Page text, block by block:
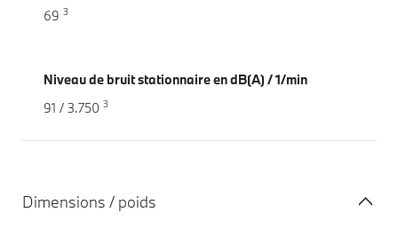
69 3
Niveau de bruit stationnaire en dB(A) / 1/min
91 / 3.750 3
Dimensions / poids